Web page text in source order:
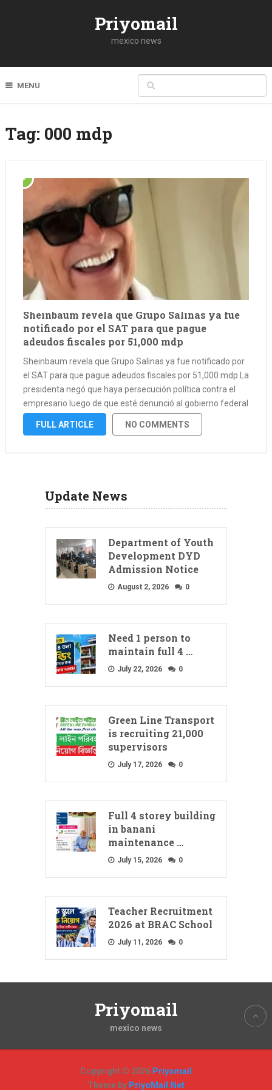
Priyomail
mexico news
MENU
Tag: 000 mdp
Sheinbaum revela que Grupo Salinas ya fue
notificado por el SAT para que pague
adeudos fiscales por 51,000 mdp
Sheinbaum revela que Grupo Salinas ya fue notificado por
el SAT para que pague adeudos fiscales por 51,000 mdp La
presidenta negó que haya persecución política contra el
empresario luego de que esté denunció al gobierno federal
ante la CIDH esta semana. Grupo Salinas, propiedad del …
FULL ARTICLE NO COMMENTS
Update News
Department of Youth
Development DYD
Admission Notice
August 2, 2026 0
Need 1 person to
maintain full 4 …
July 22, 2026 0
Green Line Transport
is recruiting 21,000
supervisors
July 17, 2026 0
Full 4 storey building
in banani
maintenance …
July 15, 2026 0
Teacher Recruitment
2026 at BRAC School
July 11, 2026 0
Priyomail
mexico news
Copyright © 2026 Priyomail
Theme by PriyoMail.Net